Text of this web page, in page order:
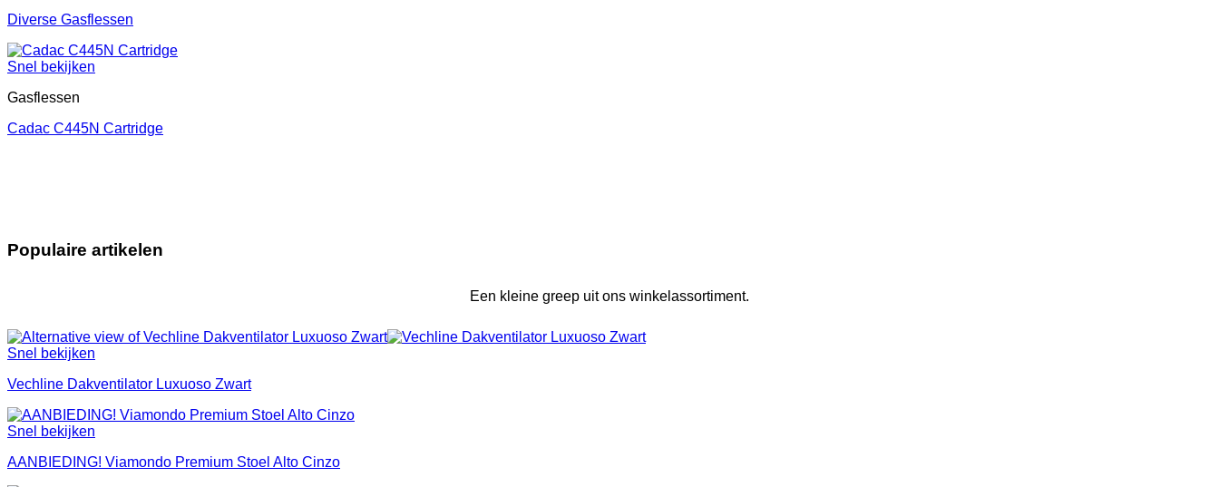
Diverse Gasflessen
Snel bekijken
Gasflessen
Cadac C445N Cartridge
Populaire artikelen
Een kleine greep uit ons winkelassortiment.
Snel bekijken
Vechline Dakventilator Luxuoso Zwart
Snel bekijken
AANBIEDING! Viamondo Premium Stoel Alto Cinzo